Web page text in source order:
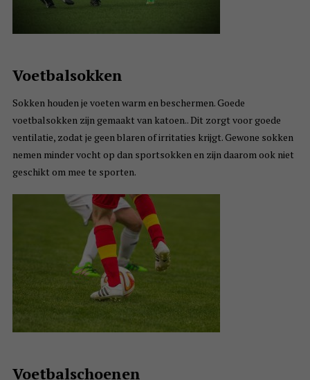
Voetbalsokken
Sokken houden je voeten warm en beschermen. Goede
voetbalsokken zijn gemaakt van katoen.. Dit zorgt voor goede
ventilatie, zodat je geen blaren of irritaties krijgt. Gewone sokken
nemen minder vocht op dan sportsokken en zijn daarom ook niet
geschikt om mee te sporten.
Voetbalschoenen